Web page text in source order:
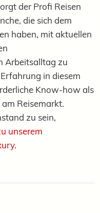
der Profi Reisen
die sich dem
haben, mit aktuellen
Arbeitsalltag zu
in diesem
Know-how als
Reisemarkt.
zu sein,
unserem
.